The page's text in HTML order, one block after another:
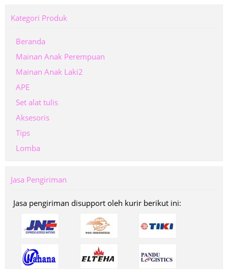
Kategori Produk
Beranda
Mainan Anak Perempuan
Mainan Anak Laki2
APE
Set alat tulis
Aksesoris
Tips
Lomba
Jasa Pengiriman
Jasa pengiriman disupport oleh kurir berikut ini: